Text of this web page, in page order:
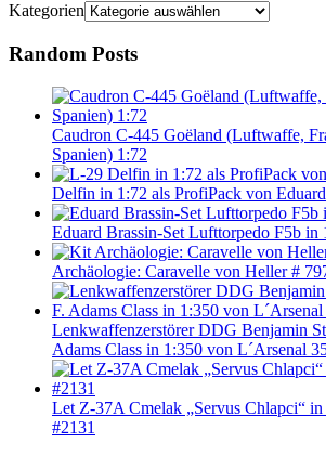
Kategorien
Random Posts
Caudron C-445 Goëland (Luftwaffe,
Spanien) 1:72
Delfin in 1:72 als ProfiPack von
Eduard Brassin-Set Lufttorpedo F5b in
Archäologie: Caravelle von Heller #
Lenkwaffenzerstörer DDG Benjamin
Adams Class in 1:350 von L´Arsenal
Let Z-37A Cmelak „Servus Chlapci“
#2131